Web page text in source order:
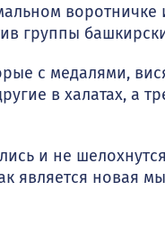
воротничке
группы
с медалями,
в халатах, а
и не
является новая